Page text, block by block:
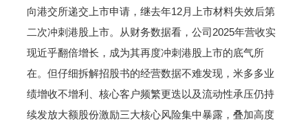
向港交所递交上市申请，继去年12月上市材料失效后第
二次冲刺港股上市。从财务数据看，公司2025年营收实
现近乎翻倍增长，成为其再度冲刺港股上市的底气所
在。但仔细拆解招股书的经营数据不难发现，米多多业
绩增收不增利、核心客户频繁更迭以及流动性承压仍持
续发放大额股份激励三大核心风险集中暴露，叠加高度